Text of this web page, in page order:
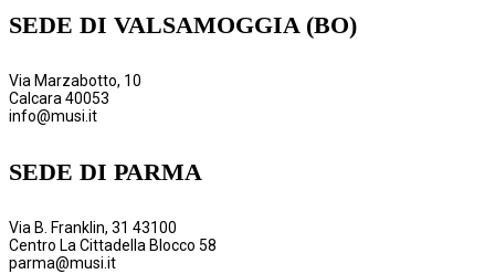
SEDE DI VALSAMOGGIA (BO)
Via Marzabotto, 10
Calcara 40053
info@musi.it
SEDE DI PARMA
Via B. Franklin, 31 43100
Centro La Cittadella Blocco 58
parma@musi.it